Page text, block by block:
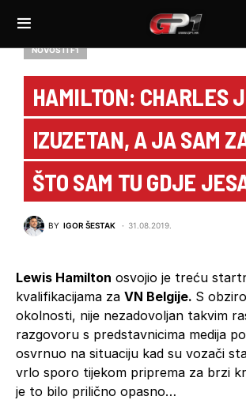
NOVOSTI F1
HAMILTON: CHARLES
IZUZETAN, A JA SAM
ŠTO SAM TU GDJE
BY IGOR ŠESTAK 31.08.2019.
Lewis Hamilton osvojio je treću
kvalifikacijama za VN Belgije. S
okolnosti, nije nezadovoljan takvim
razgovoru s predstavnicima medija
osvrnuo na situaciju kad su vozači
vrlo sporo tijekom priprema za brzi
je to bilo prilično opasno…